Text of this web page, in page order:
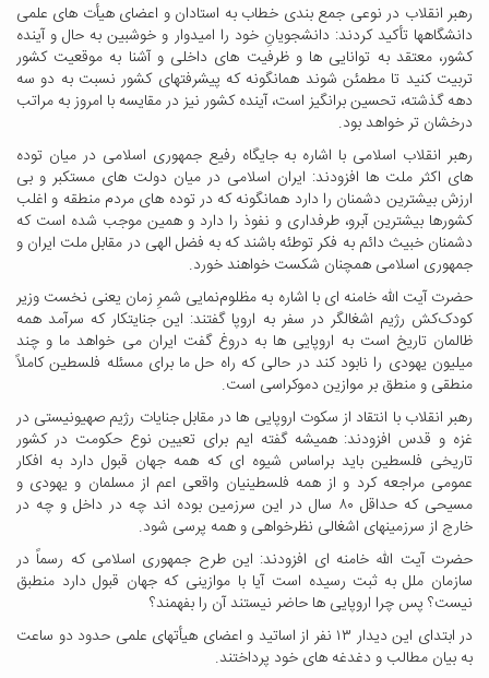
رهبر انقلاب در نوعی جمع بندی خطاب به استادان و اعضای هیأت های علمی
دانشگاهها تأکید کردند: دانشجویانِ خود را امیدوار و خوشبین به حال و آینده
کشور، معتقد به توانایی ها و ظرفیت های داخلی و آشنا به موقعیت کشور
تربیت کنید تا مطمئن شوند همانگونه که پیشرفتهای کشور نسبت به دو سه
دهه گذشته، تحسین برانگیز است، آینده کشور نیز در مقایسه با امروز به مراتب
درخشان تر خواهد بود.
رهبر انقلاب اسلامی با اشاره به جایگاه رفیع جمهوری اسلامی در میان توده
های اکثر ملت ها افزودند: ایران اسلامی در میان دولت های مستکبر و بی
ارزش بیشترین دشمنان را دارد همانگونه که در توده های مردم منطقه و اغلب
کشورها بیشترین آبرو، طرفداری و نفوذ را دارد و همین موجب شده است که
دشمنان خبیث دائم به فکر توطئه باشند که به فضل الهی در مقابل ملت ایران و
جمهوری اسلامی همچنان شکست خواهند خورد.
حضرت آیت الله خامنه ای با اشاره به مظلوم‌نمایی شمرِ زمان یعنی نخست وزیر
کودک‌کش رژیم اشغالگر در سفر به اروپا گفتند: این جنایتکار که سرآمد همه
ظالمان تاریخ است به اروپایی ها به دروغ گفت ایران می خواهد ما و چند
میلیون یهودی را نابود کند در حالی که راه حل ما برای مسئله فلسطین کاملاً
منطقی و منطق بر موازین دموکراسی است.
رهبر انقلاب با انتقاد از سکوت اروپایی ها در مقابل جنایات رژیم صهیونیستی در
غزه و قدس افزودند: همیشه گفته ایم برای تعیین نوع حکومت در کشور
تاریخی فلسطین باید براساس شیوه ای که همه جهان قبول دارد به افکار
عمومی مراجعه کرد و از همه فلسطینیان واقعی اعم از مسلمان و یهودی و
مسیحی که حداقل ۸۰ سال در این سرزمین بوده اند چه در داخل و چه در
خارج از سرزمینهای اشغالی نظرخواهی و همه پرسی شود.
حضرت آیت الله خامنه ای افزودند: این طرح جمهوری اسلامی که رسماً در
سازمان ملل به ثبت رسیده است آیا با موازینی که جهان قبول دارد منطبق
نیست؟ پس چرا اروپایی ها حاضر نیستند آن را بفهمند؟
در ابتدای این دیدار ۱۳ نفر از اساتید و اعضای هیأتهای علمی حدود دو ساعت
به بیان مطالب و دغدغه های خود پرداختند.